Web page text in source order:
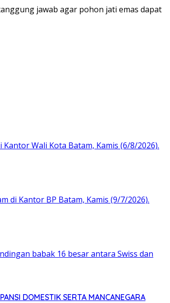
jawab agar pohon jati emas dapat
DOMESTIK SERTA MANCANEGARA